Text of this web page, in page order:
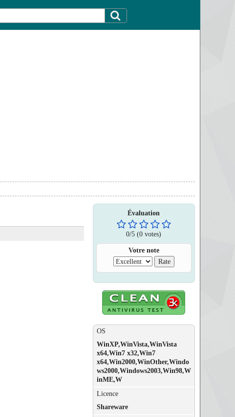
Évaluation
0/5 (0 votes)
Votre note
OS
WinXP,WinVista,WinVista
x64,Win7 x32,Win7
x64,Win2000,WinOther,Windo
ws2000,Windows2003,Win98,W
inME,W
Licence
Shareware